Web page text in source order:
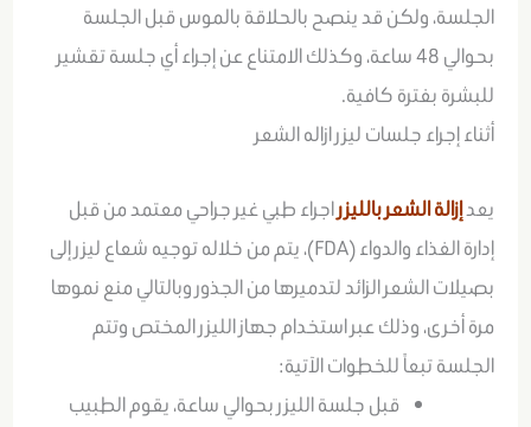
الجلسة، ولكن قد ينصح بالحلاقة بالموس قبل الجلسة
بحوالي 48 ساعة، وكذلك الامتناع عن إجراء أي جلسة تقشير
للبشرة بفترة كافية.
أثناء إجراء جلسات ليزر ازاله الشعر
يعدإزالة الشعر بالليزراجراء طبي غير جراحي معتمد من قبل
إدارة الغذاء والدواء (FDA)، يتم من خلاله توجيه شعاع ليزر إلى
بصيلات الشعر الزائد لتدميرها من الجذور وبالتالي منع نموها
مرة أخرى، وذلك عبر استخدام جهاز الليزر المختص وتتم
الجلسة تبعاً للخطوات الآتية:
قبل جلسة الليزر بحوالي ساعة، يقوم الطبيب